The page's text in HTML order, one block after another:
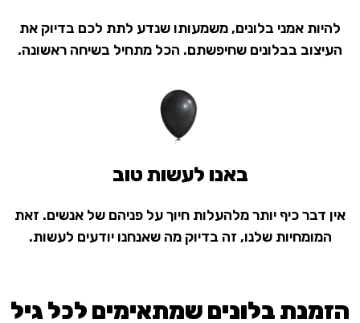
להיות אמני בלונים, משמעותו שנדע לתת לכם בדיוק את
העיצוב בבלונים שחיפשתם. הכל מתחיל בשיחה ראשונה.
באנו לעשות טוב
אין דבר כיף יותר מלהעלות חיוך על פניהם של אנשים. זאת
המומחיות שלנו, זה בדיוק מה שאנחנו יודעים לעשות.
הזמנת בלונים שמתאימים לכל גיל